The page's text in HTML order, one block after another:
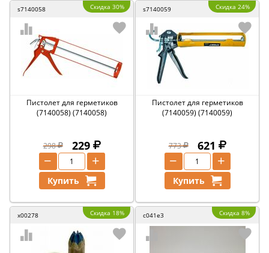
s7140058 Скидка 30%
Пистолет для герметиков
(7140058) (7140058)
298 229
+
−
Купить
s7140059 Скидка 24%
Пистолет для герметиков
(7140059) (7140059)
773 621
+
−
Купить
x00278 Скидка 18% c041e3 Скидка 8%